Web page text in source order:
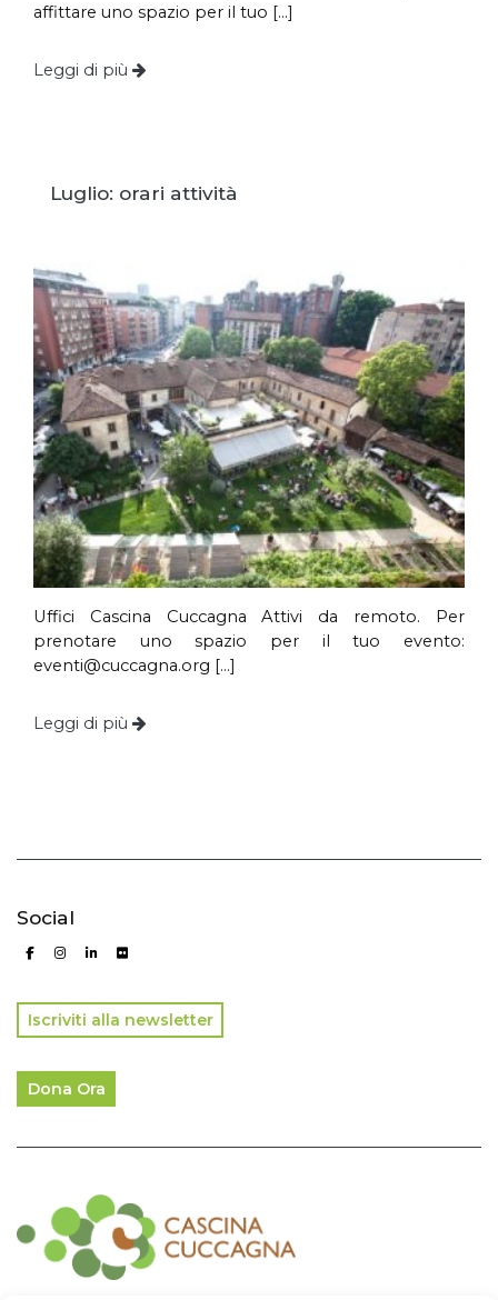
affittare uno spazio per il tuo […]
Leggi di più
Luglio: orari attività
Uffici Cascina Cuccagna Attivi da remoto. Per
prenotare uno spazio per il tuo evento:
eventi@cuccagna.org […]
Leggi di più
Social
Iscriviti alla newsletter
Dona Ora